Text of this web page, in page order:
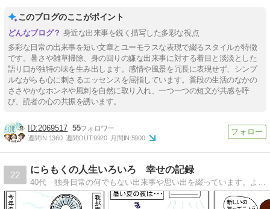
このブログのここがポイント
身近な出来事を鋭く描写した多彩な視点
多彩な日常の出来事を短い文章とユーモラスな表現で綴るスタイルが特徴
です。暑さや雑草掃除、身の回りの嫌な出来事に対する着目と淡淡とした
語り口が独特の味を生み出します。感情や風景を冗長に表現せず、シンプ
ルながらも心に刺さるエッセンスを屈指しています。普段の生活のなかの
ささやかなホンネや風刺を自然に取り入れ、一つ一つの短文が共感を呼
び、読者の心の共振を誘います。
2069517 55
週間IN:1360 週間OUT:9920 月間IN:5900
22
にらもくの人生いろいろ 幸せの記録